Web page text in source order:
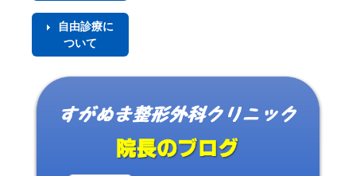
自由診療に
ついて